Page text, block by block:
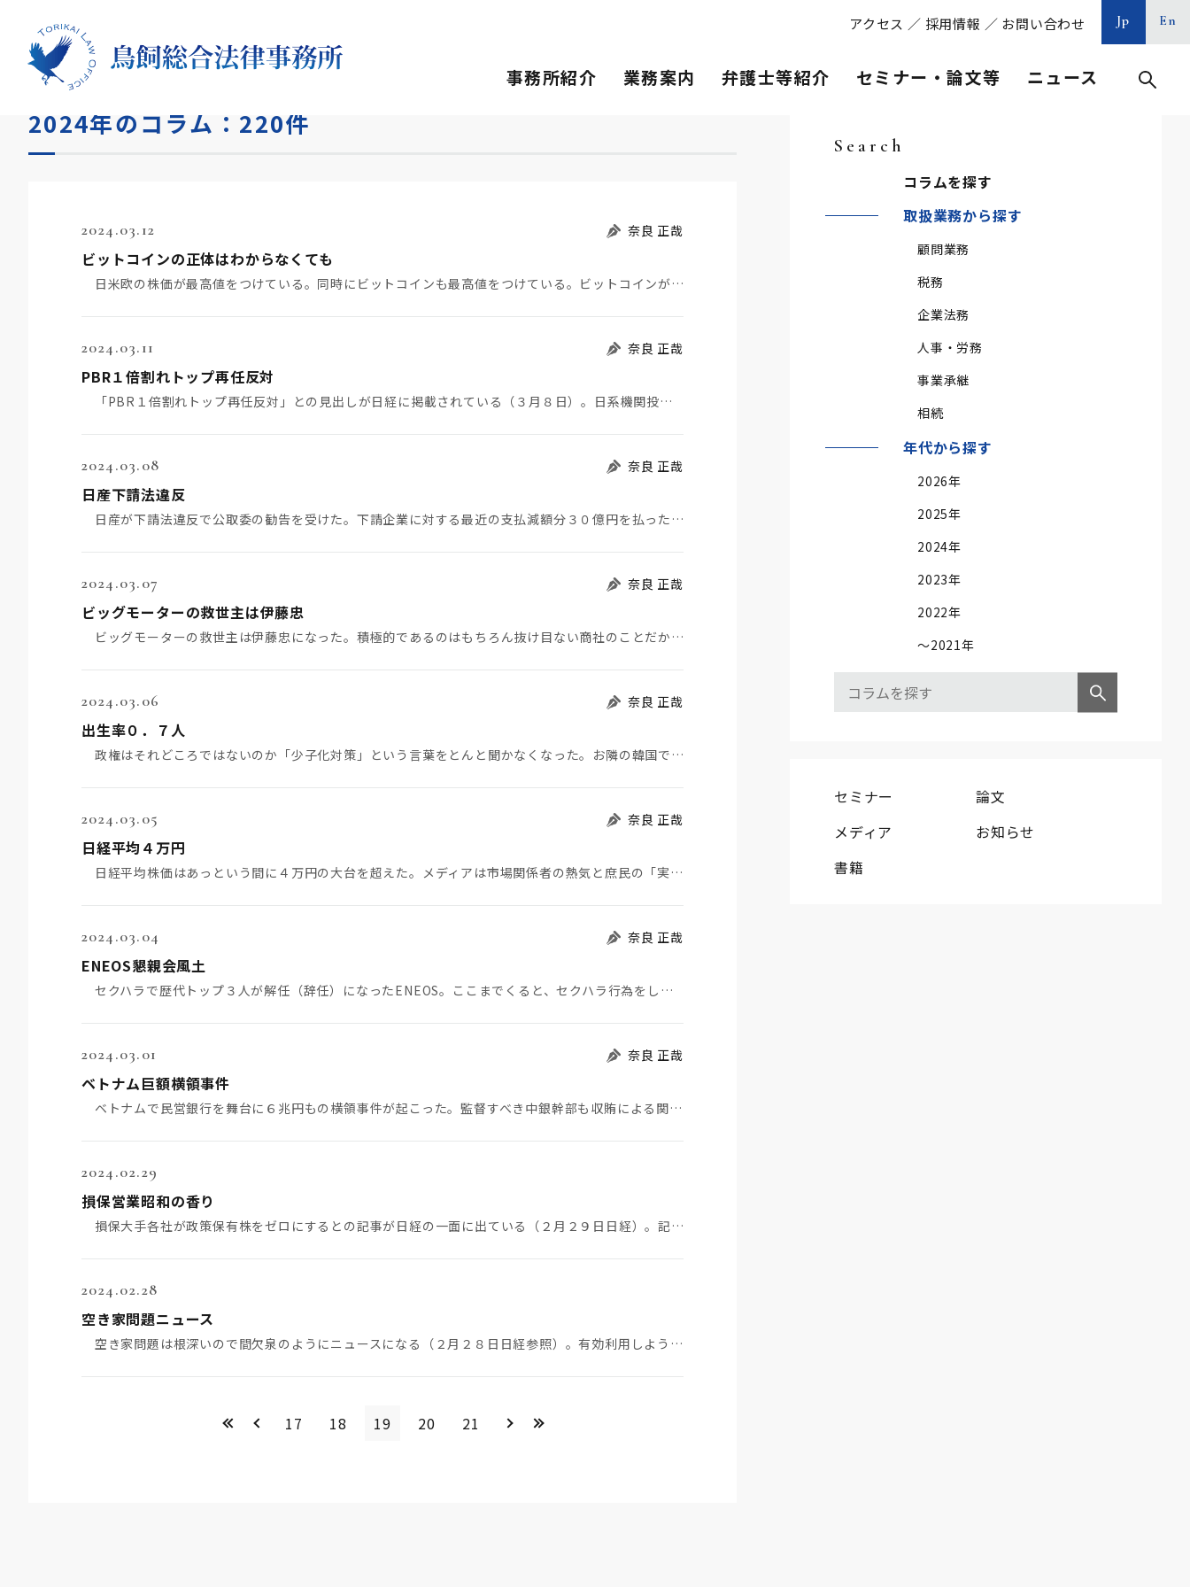
アクセス ／ 採用情報 ／ お問い合わせ Jp En
事務所紹介 業務案内 弁護士等紹介 セミナー・論文等 ニュース
HOME
2024年のコラム：220件
2024.03.12 奈良 正哉
ビットコインの正体はわからなくても
日米欧の株価が最高値をつけている。同時にビットコインも最高値をつけている。ビットコインが株式の投資…
2024.03.11 奈良 正哉
PBR１倍割れトップ再任反対
「PBR１倍割れトップ再任反対」との見出しが日経に掲載されている（３月８日）。日系機関投資家が、P…
2024.03.08 奈良 正哉
日産下請法違反
日産が下請法違反で公取委の勧告を受けた。下請企業に対する最近の支払減額分３０億円を払った（３月８日…
2024.03.07 奈良 正哉
ビッグモーターの救世主は伊藤忠
ビッグモーターの救世主は伊藤忠になった。積極的であるのはもちろん抜け目ない商社のことだから、十分に…
2024.03.06 奈良 正哉
出生率０．７人
政権はそれどころではないのか「少子化対策」という言葉をとんと聞かなくなった。お隣の韓国では過去最低…
2024.03.05 奈良 正哉
日経平均４万円
日経平均株価はあっという間に４万円の大台を超えた。メディアは市場関係者の熱気と庶民の「実感がわかな…
2024.03.04 奈良 正哉
ENEOS懇親会風土
セクハラで歴代トップ３人が解任（辞任）になったENEOS。ここまでくると、セクハラ行為をした個人の…
2024.03.01 奈良 正哉
ベトナム巨額横領事件
ベトナムで民営銀行を舞台に６兆円もの横領事件が起こった。監督すべき中銀幹部も収賄による関与を疑われ…
2024.02.29
損保営業昭和の香り
損保大手各社が政策保有株をゼロにするとの記事が日経の一面に出ている（２月２９日日経）。記事の最後の…
2024.02.28
空き家問題ニュース
空き家問題は根深いので間欠泉のようにニュースになる（２月２８日日経参照）。有効利用しようとしてもそ…
17 18 19 20 21 ＞
Search
コラムを探す
取扱業務から探す
顧問業務
税務
企業法務
人事・労務
事業承継
相続
年代から探す
2026年
2025年
2024年
2023年
2022年
～2021年
セミナー
論文
メディア
お知らせ
書籍